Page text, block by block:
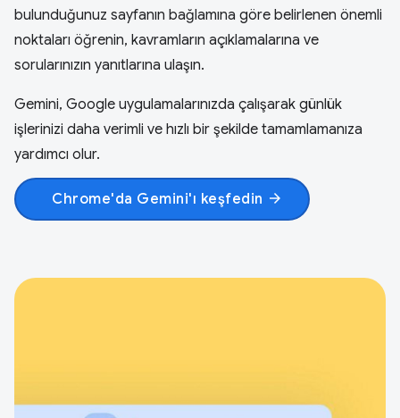
bulunduğunuz sayfanın bağlamına göre belirlenen önemli
noktaları öğrenin, kavramların açıklamalarına ve
sorularınızın yanıtlarına ulaşın.
Gemini, Google uygulamalarınızda çalışarak günlük
işlerinizi daha verimli ve hızlı bir şekilde tamamlamanıza
yardımcı olur.
Chrome'da Gemini'ı keşfedin arrow_forward